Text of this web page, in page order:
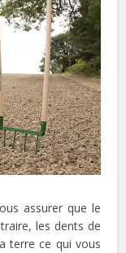
assurer que le
les dents de
terre ce qui vous